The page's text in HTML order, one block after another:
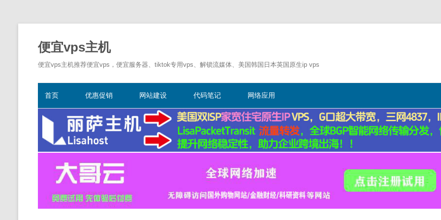
便宜vps主机
便宜vps主机推荐便宜vps，便宜服务器、tiktok专用vps、解锁流媒体、美国韩国日本英国原生ip vps
文
首页 优惠促销 网站建设 代码笔记 网络应用